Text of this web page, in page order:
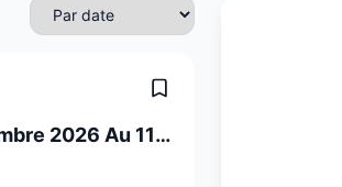
Infirmier En Cdd Du 1er Septembre 2026 Au 11 Janvier 2027 À 70%